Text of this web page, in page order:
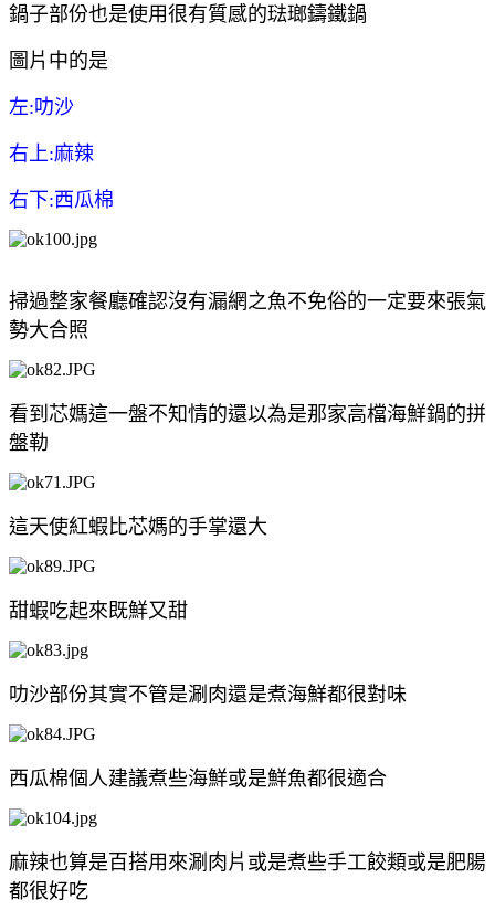
鍋子部份也是使用很有質感的琺瑯鑄鐵鍋
圖片中的是
左:叻沙
右上:麻辣
右下:西瓜棉
掃過整家餐廳確認沒有漏網之魚不免俗的一定要來張氣
勢大合照
看到芯媽這一盤不知情的還以為是那家高檔海鮮鍋的拼
盤勒
這天使紅蝦比芯媽的手掌還大
甜蝦吃起來既鮮又甜
叻沙部份其實不管是涮肉還是煮海鮮都很對味
西瓜棉個人建議煮些海鮮或是鮮魚都很適合
麻辣也算是百搭用來涮肉片或是煮些手工餃類或是肥腸
都很好吃